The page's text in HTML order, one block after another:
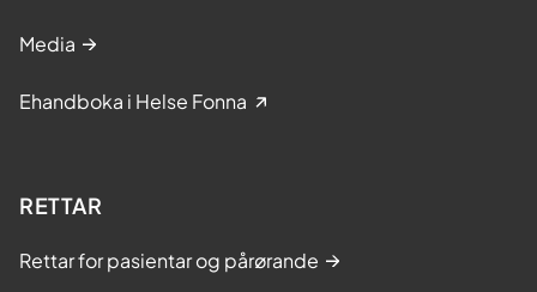
Media
Ehandboka i Helse Fonna
RETTAR
Rettar for pasientar og pårørande